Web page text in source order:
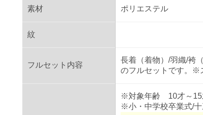
素材 ポリエステル
紋
フルセット内容
長着（着物）/羽織/袴
のフルセットです。※
※対象年齢 10才～15
※小・中学校卒業式/十